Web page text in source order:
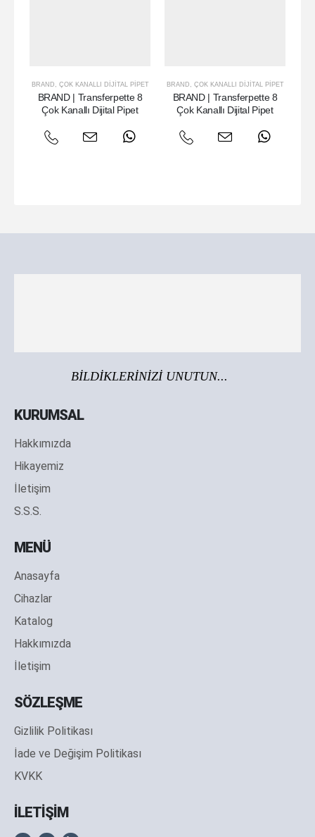
BRAND , ÇOK KANALLI DIJITAL PIPET
BRAND | Transferpette 8
Çok Kanallı Dijital Pipet
BRAND , ÇOK KANALLI DIJITAL PIPET
BRAND | Transferpette 8
Çok Kanallı Dijital Pipet
BİLDİKLERİNİZİ UNUTUN...
KURUMSAL
Hakkımızda
Hikayemiz
İletişim
S.S.S.
MENÜ
Anasayfa
Cihazlar
Katalog
Hakkımızda
İletişim
SÖZLEŞME
Gizlilik Politikası
İade ve Değişim Politikası
KVKK
İLETİŞİM